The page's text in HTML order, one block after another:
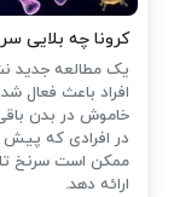
کرونا چه بلایی
افراد باعث فعال
خاموش در بدن
در افرادی که پیش
ممکن است سرنخ
ارائه دهد.